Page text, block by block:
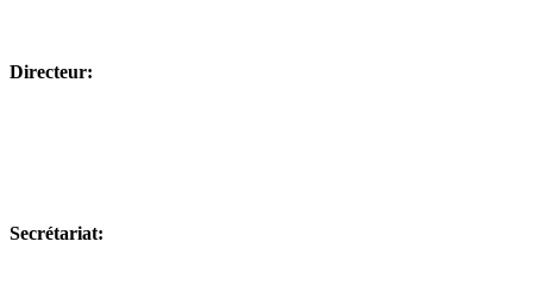
Directeur:
Secrétariat: